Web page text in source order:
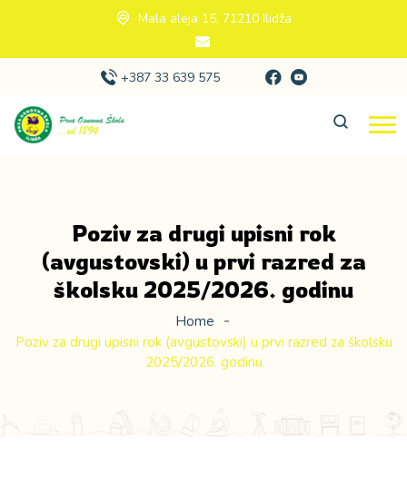
Mala aleja 15, 71210 Ilidža
+387 33 639 575
Poziv za drugi upisni rok
(avgustovski) u prvi razred za
školsku 2025/2026. godinu
Home
Poziv za drugi upisni rok (avgustovski) u prvi razred za školsku
2025/2026. godinu